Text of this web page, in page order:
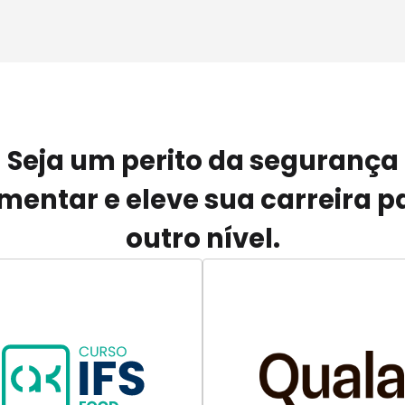
Seja um perito da segurança
e eleve sua carreira
outro nível.